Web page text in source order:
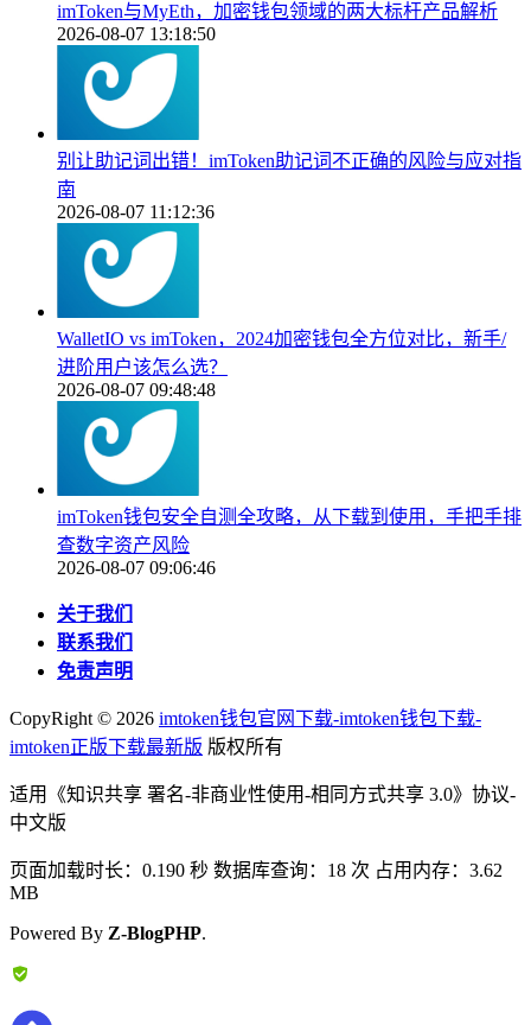
imToken与MyEth，加密钱包领域的两大标杆产品解析
2026-08-07 13:18:50
别让助记词出错！imToken助记词不正确的风险与应对指
南
2026-08-07 11:12:36
WalletIO vs imToken，2024加密钱包全方位对比，新手/
进阶用户该怎么选？
2026-08-07 09:48:48
imToken钱包安全自测全攻略，从下载到使用，手把手排
查数字资产风险
2026-08-07 09:06:46
关于我们
联系我们
免责声明
CopyRight © 2026 imtoken钱包官网下载-imtoken钱包下载-
imtoken正版下载最新版 版权所有
适用《知识共享 署名-非商业性使用-相同方式共享 3.0》协议-
中文版
页面加载时长：0.190 秒 数据库查询：18 次 占用内存：3.62
MB
Powered By Z-BlogPHP.